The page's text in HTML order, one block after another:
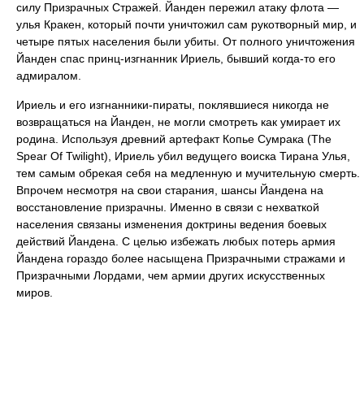
силу Призрачных Стражей. Йанден пережил атаку флота —
улья Кракен, который почти уничтожил сам рукотворный мир, и
четыре пятых населения были убиты. От полного уничтожения
Йанден спас принц-изгнанник Ириель, бывший когда-то его
адмиралом.
Ириель и его изгнанники-пираты, поклявшиеся никогда не
возвращаться на Йанден, не могли смотреть как умирает их
родина. Используя древний артефакт Копье Сумрака (The
Spear Of Twilight), Ириель убил ведущего воиска Тирана Улья,
тем самым обрекая себя на медленную и мучительную смерть.
Впрочем несмотря на свои старания, шансы Йандена на
восстановление призрачны. Именно в связи с нехваткой
населения связаны изменения доктрины ведения боевых
действий Йандена. С целью избежать любых потерь армия
Йандена гораздо более насыщена Призрачными стражами и
Призрачными Лордами, чем армии других искусственных
миров.